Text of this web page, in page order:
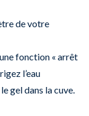
de votre
fonction « arrêt
l’eau
gel dans la cuve.